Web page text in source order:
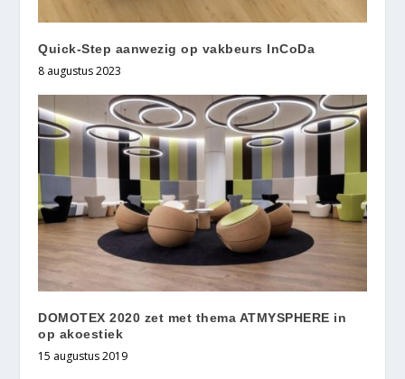
Quick-Step aanwezig op vakbeurs InCoDa
8 augustus 2023
DOMOTEX 2020 zet met thema ATMYSPHERE in
op akoestiek
15 augustus 2019